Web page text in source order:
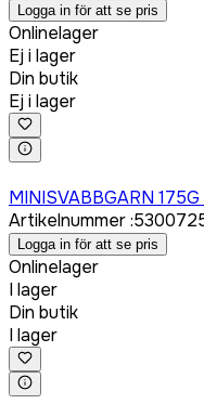
Logga in för att se pris
Onlinelager
Ej i lager
Din butik
Ej i lager
MINISVABBGARN
Artikelnummer:530072
Logga in för att se pris
Onlinelager
I lager
Din butik
I lager